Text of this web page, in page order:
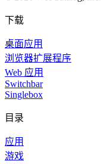
下载
桌面应用
浏览器扩展程序
Web 应用
Switchbar
Singlebox
目录
应用
游戏